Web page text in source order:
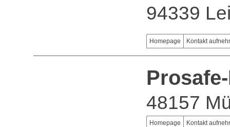
94339
Homepage Kontakt
48157
Homepage Kontakt